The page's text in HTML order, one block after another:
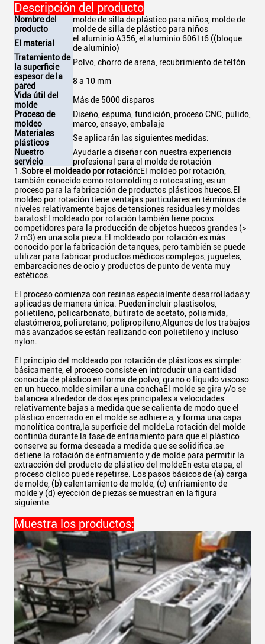
Descripción del producto
Nombre del
producto
molde de silla de plástico para niños, molde de
molde de silla de plástico para niños
El material
el aluminio A356, el aluminio 6061t6 ((bloque
de aluminio)
Tratamiento de
la superficie
Polvo, chorro de arena, recubrimiento de telfón
espesor de la
pared
8 a 10 mm
Vida útil del
molde
Más de 5000 disparos
Proceso de
moldeo
Diseño, espuma, fundición, proceso CNC, pulido,
marco, ensayo, embalaje
Materiales
plásticos
Se aplicarán las siguientes medidas:
Nuestro
servicio
Ayudarle a diseñar con nuestra experiencia
profesional para el molde de rotación
1.Sobre el moldeado por rotación:El moldeo por rotación,
también conocido como rotomolding o rotocasting, es un
proceso para la fabricación de productos plásticos huecos.El
moldeo por rotación tiene ventajas particulares en términos de
niveles relativamente bajos de tensiones residuales y moldes
baratosEl moldeado por rotación también tiene pocos
competidores para la producción de objetos huecos grandes (>
2 m3) en una sola pieza.El moldeado por rotación es más
conocido por la fabricación de tanques, pero también se puede
utilizar para fabricar productos médicos complejos, juguetes,
embarcaciones de ocio y productos de punto de venta muy
estéticos.
El proceso comienza con resinas especialmente desarrolladas y
aplicadas de manera única. Pueden incluir plastisolos,
polietileno, policarbonato, butirato de acetato, poliamida,
elastómeros, poliuretano, polipropileno,Algunos de los trabajos
más avanzados se están realizando con polietileno y incluso
nylon.
El principio del moldeado por rotación de plásticos es simple:
básicamente, el proceso consiste en introducir una cantidad
conocida de plástico en forma de polvo, grano o líquido viscoso
en un hueco.molde similar a una conchaEl molde se gira y/o se
balancea alrededor de dos ejes principales a velocidades
relativamente bajas a medida que se calienta de modo que el
plástico encerrado en el molde se adhiere a, y forma una capa
monolítica contra,la superficie del moldeLa rotación del molde
continúa durante la fase de enfriamiento para que el plástico
conserve su forma deseada a medida que se solidifica.se
detiene la rotación de enfriamiento y de molde para permitir la
extracción del producto de plástico del moldeEn esta etapa, el
proceso cíclico puede repetirse. Los pasos básicos de (a) carga
de molde, (b) calentamiento de molde, (c) enfriamiento de
molde y (d) eyección de piezas se muestran en la figura
siguiente.
Muestra los productos: